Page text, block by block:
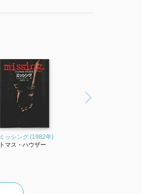
ミッシング (1982年)
トマス・ハウザー